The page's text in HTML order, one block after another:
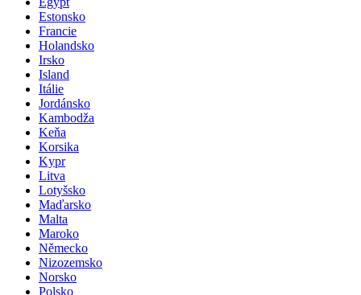
Estonsko
Francie
Holandsko
Irsko
Island
Itálie
Jordánsko
Kambodža
Keňa
Korsika
Kypr
Litva
Lotyšsko
Maďarsko
Malta
Maroko
Německo
Nizozemsko
Norsko
Polsko